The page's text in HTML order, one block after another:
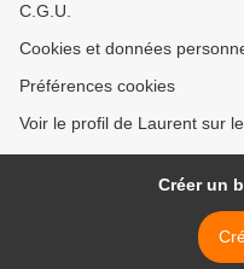
C.G.U.
Cookies et données
Préférences cookies
Voir le profil de Laurent sur
Créer un